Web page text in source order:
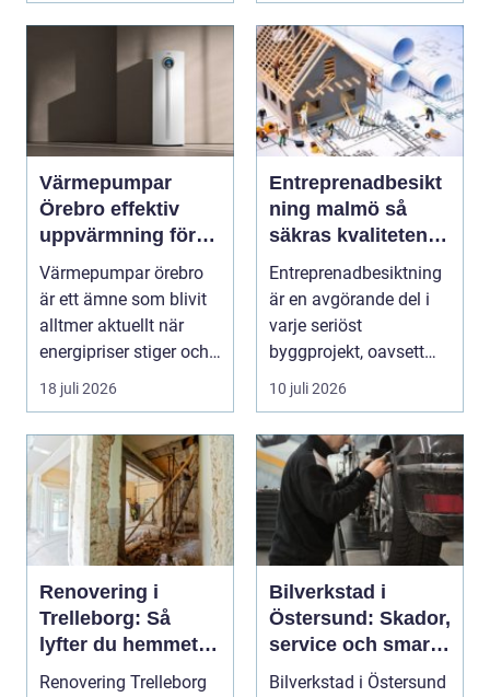
Värmepumpar
Örebro effektiv
uppvärmning för
hus och fastigheter
Värmepumpar örebro
är ett ämne som blivit
alltmer aktuellt när
energipriser stiger och
fler vill sän...
18 juli 2026
Entreprenadbesikt
ning malmö så
säkras kvaliteten i
byggprojekt
Entreprenadbesiktning
är en avgörande del i
varje seriöst
byggprojekt, oavsett
om det handlar om en
10 juli 2026
Renovering i
Trelleborg: Så
lyfter du hemmet
på ett smart sätt
Renovering Trelleborg
Bilverkstad i
Östersund: Skador,
service och smarta
val för din bil
Bilverkstad i Östersund